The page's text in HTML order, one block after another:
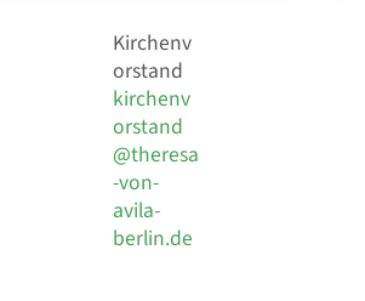
Kirchenv
orstand
kirchenv
orstand
@theresa
-von-
avila-
berlin.de